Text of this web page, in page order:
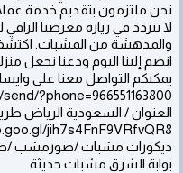
نحن ملتزمون بتقديم خدمة
لا تتردد في زيارة معرضنا
والمدهشة من المشبات. اكتشف
انضم إلينا اليوم ودعنا نجعل
يمكنكم التواصل معنا على
?phone=966551163800
العنوان / السعودية الرياض
jih7s4FnF9VRfvQR8
ديكورات مشبات /صورمشب
بوابة الشرق مشبات حديثة